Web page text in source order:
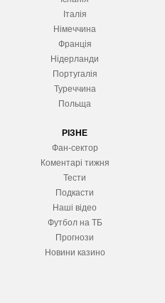
Італія
Німеччина
Франція
Нідерланди
Португалія
Туреччина
Польща
РІЗНЕ
Фан-сектор
Коментарі тижня
Тести
Подкасти
Наші відео
Футбол на ТБ
Прогнози
Новини казино